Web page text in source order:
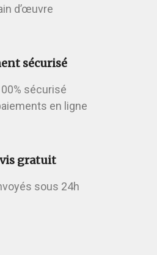
d’œuvre
sécurisé
sécurisé
en ligne
gratuit
sous 24h